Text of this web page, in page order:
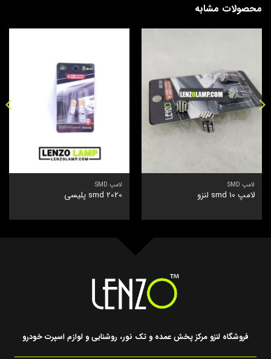
محصولات مشابه
لامپ SMD
لامپ smd 10 لنزو
لامپ SMD
smd 2020 پلیسی
فروشگاه لنزو مرکز پخش عمده و تک نور، روشنایی و لوازم اسپرت خودرو